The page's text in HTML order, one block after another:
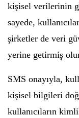
kişisel verilerinin
sayede,
şirketler de veri
yerine getirmiş
SMS onayıyla,
kişisel bilgileri
kullanıcıların